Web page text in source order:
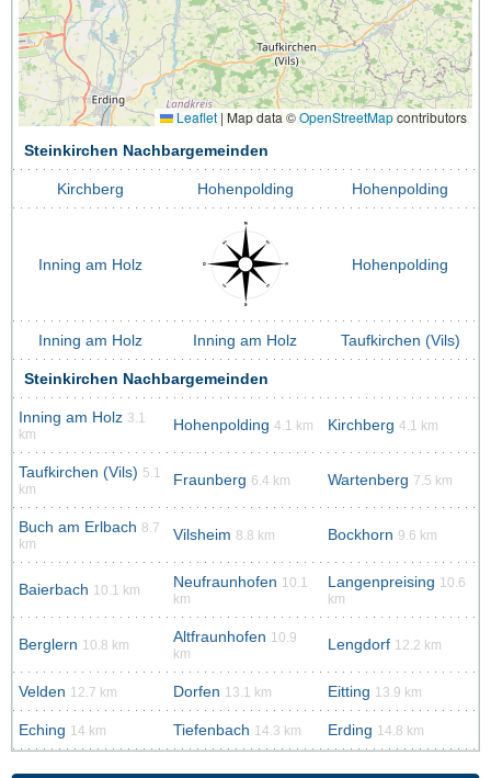
Leaflet | Map data ©OpenStreetMapcontributors
Steinkirchen Nachbargemeinden
Kirchberg Hohenpolding Hohenpolding
Inning am Holz Hohenpolding
Inning am Holz Inning am Holz Taufkirchen (Vils)
Steinkirchen Nachbargemeinden
Inning am Holz 3.1
km
Hohenpolding 4.1 km Kirchberg 4.1 km
Taufkirchen (Vils) 5.1
km
Fraunberg 6.4 km Wartenberg 7.5 km
Buch am Erlbach 8.7
km
Vilsheim 8.8 km Bockhorn 9.6 km
Baierbach 10.1 km Neufraunhofen 10.1
km
Langenpreising 10.6
km
Berglern 10.8 km Altfraunhofen 10.9
km
Lengdorf 12.2 km
Velden 12.7 km Dorfen 13.1 km Eitting 13.9 km
Eching 14 km Tiefenbach 14.3 km Erding 14.8 km